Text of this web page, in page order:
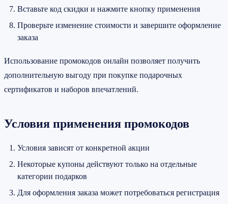
Вставьте код скидки и нажмите кнопку применения
Проверьте изменение стоимости и завершите оформление
заказа
Использование промокодов онлайн позволяет получить
дополнительную выгоду при покупке подарочных
сертификатов и наборов впечатлений.
Условия применения промокодов
Условия зависят от конкретной акции
Некоторые купоны действуют только на отдельные
категории подарков
Для оформления заказа может потребоваться регистрация